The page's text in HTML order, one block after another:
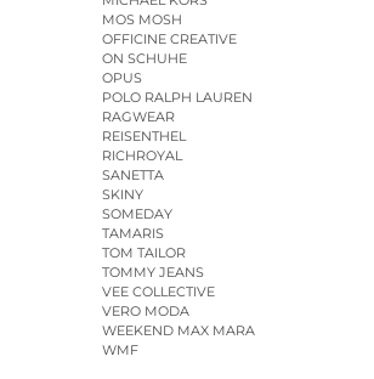
MOS MOSH
OFFICINE CREATIVE
ON SCHUHE
OPUS
POLO RALPH LAUREN
RAGWEAR
REISENTHEL
RICHROYAL
SANETTA
SKINY
SOMEDAY
TAMARIS
TOM TAILOR
TOMMY JEANS
VEE COLLECTIVE
VERO MODA
WEEKEND MAX MARA
WMF